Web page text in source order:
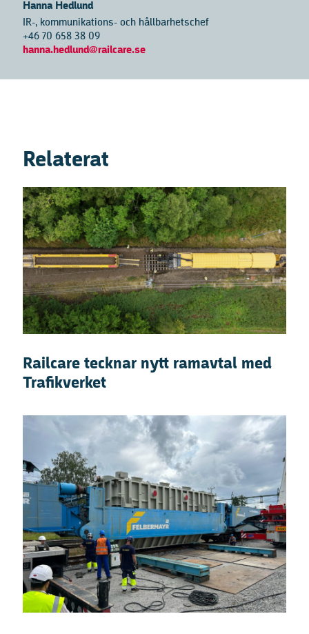
Hanna Hedlund
IR-, kommunikations- och hållbarhetschef
+46 70 658 38 09
hanna.hedlund@railcare.se
Relaterat
Railcare tecknar nytt ramavtal med
Trafikverket